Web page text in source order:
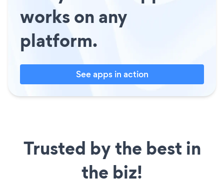
works on any
platform.
See apps in action
Trusted by the best in
the biz!